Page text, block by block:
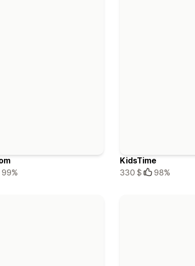
99%
KidsTime
330 $
98%